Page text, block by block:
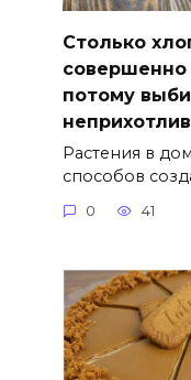
Столько
совершенно
потому
Растения в
способов
0 41